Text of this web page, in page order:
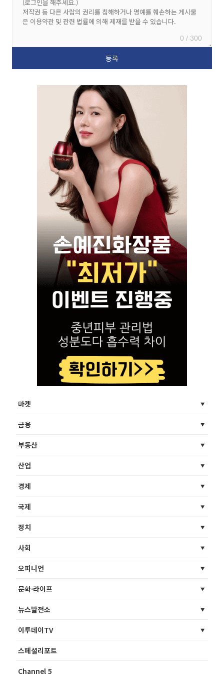
0 / 300
마켓
금융
부동산
산업
경제
국제
정치
사회
오피니언
문화·라이프
뉴스발전소
이투데이TV
스페셜리포트
Channel 5